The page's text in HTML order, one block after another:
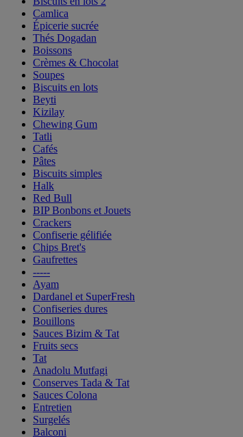
Camlica
Épicerie sucrée
Thés Dogadan
Boissons
Crèmes & Chocolat
Soupes
Biscuits en lots
Beyti
Kizilay
Chewing Gum
Tatli
Cafés
Pâtes
Biscuits simples
Halk
Red Bull
BIP Bonbons et Jouets
Crackers
Confiserie gélifiée
Chips Bret's
Gaufrettes
-----
Ayam
Dardanel et SuperFresh
Confiseries dures
Bouillons
Sauces Bizim & Tat
Fruits secs
Tat
Anadolu Mutfagi
Conserves Tada & Tat
Sauces Colona
Entretien
Surgelés
Balconi